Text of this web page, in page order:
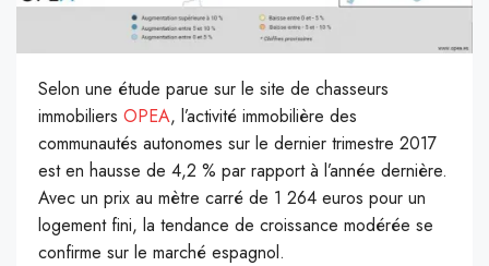
Selon une étude parue sur le site de chasseurs
immobiliers OPEA, l’activité immobilière des
communautés autonomes sur le dernier trimestre 2017
est en hausse de 4,2 % par rapport à l’année dernière.
Avec un prix au mètre carré de 1 264 euros pour un
logement fini, la tendance de croissance modérée se
confirme sur le marché espagnol.